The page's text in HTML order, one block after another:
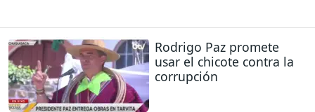
Rodrigo Paz promete
usar el chicote contra la
corrupción